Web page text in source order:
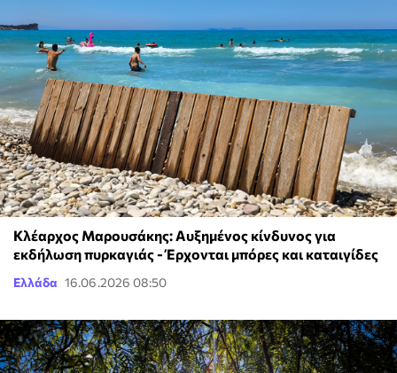
Κλέαρχος Μαρουσάκης: Αυξημένος κίνδυνος για
εκδήλωση πυρκαγιάς - Έρχονται μπόρες και καταιγίδες
Ελλάδα 16.06.2026 08:50